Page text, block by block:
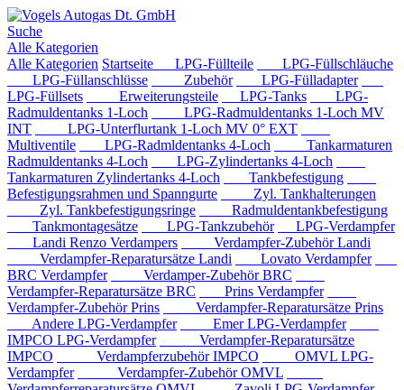
Suche
Alle Kategorien
Alle Kategorien Startseite LPG-Füllteile
LPG-Füllschläuche
LPG-Füllanschlüsse
Zubehör
LPG-Fülladapter
LPG-Füllsets
Erweiterungsteile LPG-Tanks
LPG-
Radmuldentanks 1-Loch
LPG-Radmuldentanks 1-Loch MV
INT
LPG-Unterflurtank 1-Loch MV 0° EXT
Multiventile
LPG-Radmldentanks 4-Loch
Tankarmaturen
Radmuldentanks 4-Loch
LPG-Zylindertanks 4-Loch
Tankarmaturen Zylindertanks 4-Loch
Tankbefestigung
Befestigungsrahmen und Spanngurte
Zyl. Tankhalterungen
Zyl. Tankbefestigungsringe
Radmuldentankbefestigung
Tankmontagesätze
LPG-Tankzubehör
LPG-Verdampfer
Landi Renzo Verdampers
Verdampfer-Zubehör Landi
Verdampfer-Reparatursätze Landi
Lovato Verdampfer
BRC Verdampfer
Verdamper-Zubehör BRC
Verdampfer-Reparatursätze BRC
Prins Verdampfer
Verdampfer-Zubehör Prins
Verdampfer-Reparatursätze Prins
Andere LPG-Verdampfer
Emer LPG-Verdampfer
IMPCO LPG-Verdampfer
Verdampfer-Reparatursätze
IMPCO
Verdampferzubehör IMPCO
OMVL LPG-
Verdampfer
Verdampfer-Zubehör OMVL